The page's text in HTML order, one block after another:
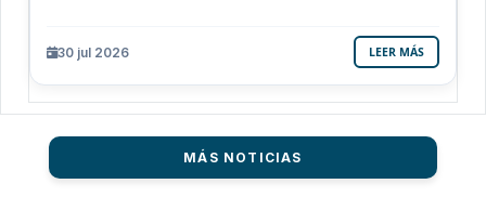
30 jul 2026 LEER MÁS
MÁS NOTICIAS